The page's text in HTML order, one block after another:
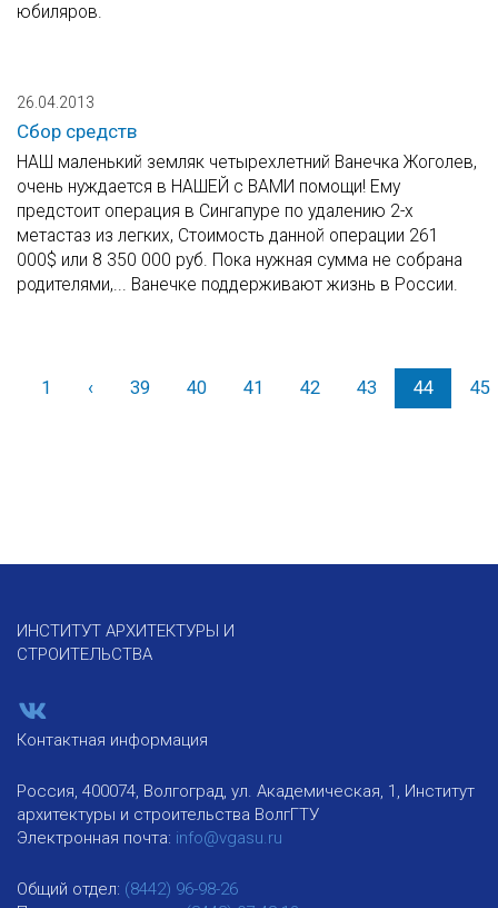
юбиляров.
26.04.2013
Сбор средств
НАШ маленький земляк четырехлетний Ванечка Жоголев,
очень нуждается в НАШЕЙ с ВАМИ помощи! Ему
предстоит операция в Сингапуре по удалению 2-х
метастаз из легких, Стоимость данной операции 261
000$ или 8 350 000 руб. Пока нужная сумма не собрана
родителями,... Ванечке поддерживают жизнь в России.
1 ‹Назад
39 40 41 42 43 44 45
ИНСТИТУТ АРХИТЕКТУРЫ И
СТРОИТЕЛЬСТВА
Контактная информация
Россия, 400074, Волгоград, ул. Академическая, 1, Институт
архитектуры и строительства ВолгГТУ
Электронная почта: info@vgasu.ru
Общий отдел: (8442) 96-98-26